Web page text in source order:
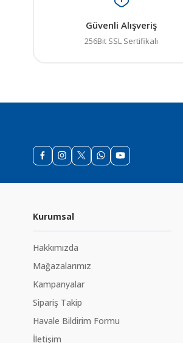
Güvenli Alışveriş
256Bit SSL Sertifikalı
Kurumsal
Hakkımızda
Mağazalarımız
Kampanyalar
Sipariş Takip
Havale Bildirim Formu
İletişim